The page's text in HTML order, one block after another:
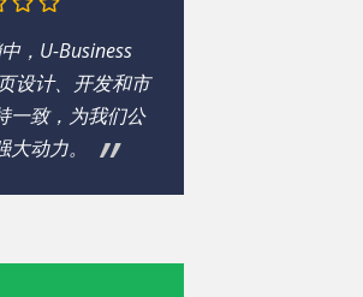
，U-Business
设计、开发和市
一致，为我们公
动力。